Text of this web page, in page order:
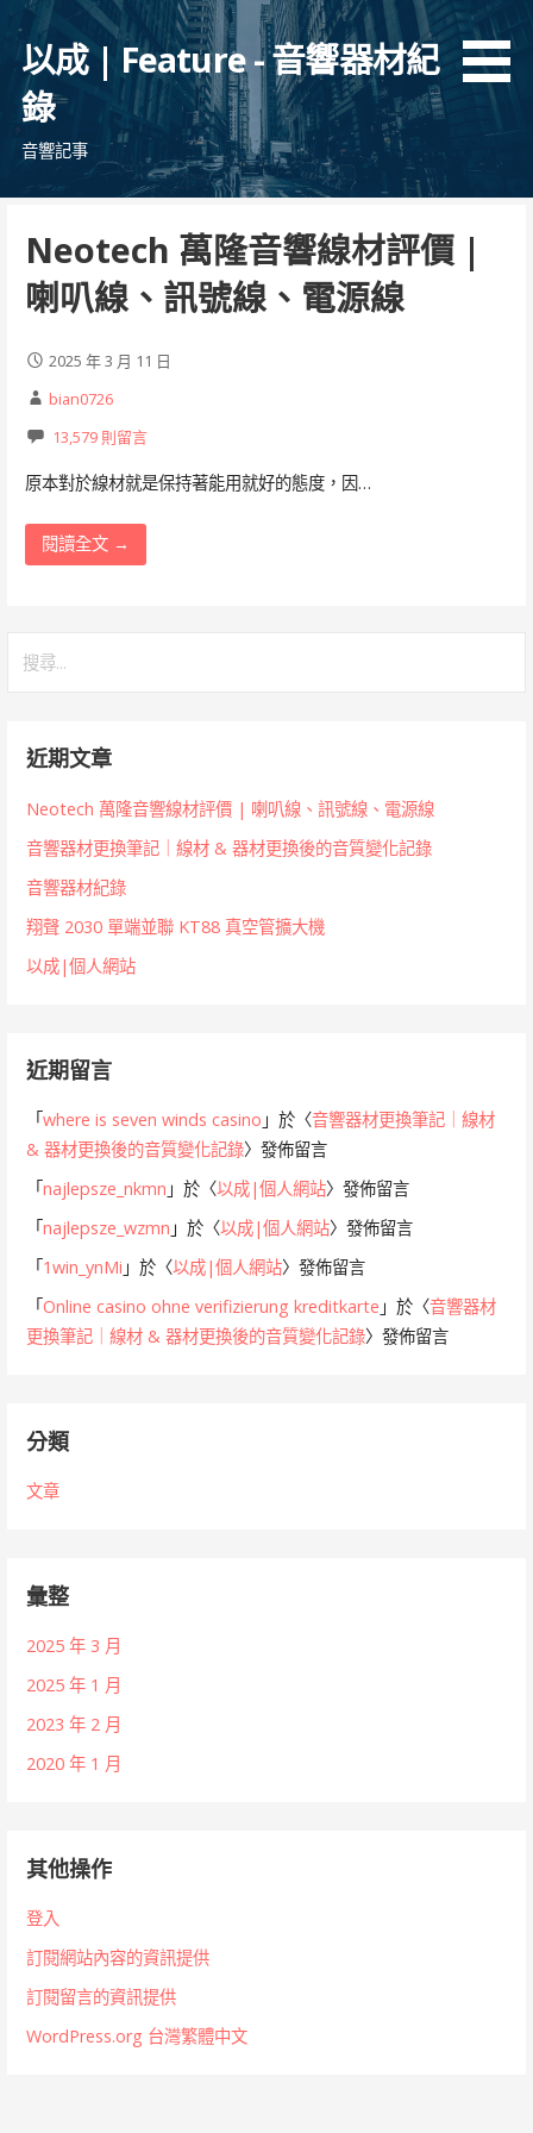
以成 | Feature - 音響器材紀
錄
音響記事
Neotech 萬隆音響線材評價 |
喇叭線、訊號線、電源線
2025 年 3 月 11 日
bian0726
13,579 則留言
原本對於線材就是保持著能用就好的態度，因…
閱讀全文 →
字:近期文章
Neotech 萬隆音響線材評價 | 喇叭線、訊號線、電源線
音響器材更換筆記｜線材 & 器材更換後的音質變化記錄
音響器材紀錄
翔聲 2030 單端並聯 KT88 真空管擴大機
以成|個人網站
近期留言
「where is seven winds casino 」於〈音響器材更換筆記｜線材
& 器材更換後的音質變化記錄〉發佈留言
「najlepsze_nkmn 」於〈以成|個人網站〉發佈留言
「najlepsze_wzmn 」於〈以成|個人網站〉發佈留言
「 1win_ynMi 」於〈以成|個人網站〉發佈留言
「Online casino ohne verifizierung kreditkarte 」於〈音響器材
更換筆記｜線材 & 器材更換後的音質變化記錄〉發佈留言
分類
文章
彙整
2025 年 3 月
2025 年 1 月
2023 年 2 月
2020 年 1 月
其他操作
登入
訂閱網站內容的資訊提供
訂閱留言的資訊提供
WordPress.org 台灣繁體中文